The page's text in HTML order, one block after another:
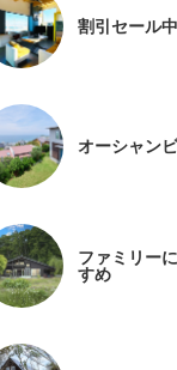
割引セール中
オーシャン
ファミリー
すめ